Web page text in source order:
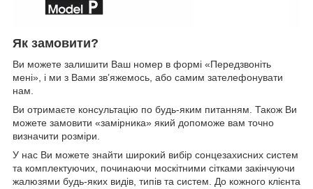
Як замовити?
Ви можете залишити Ваш номер в формі «Передзвоніть
мені», і ми з Вами зв’яжемось, або самим зателефонувати
нам.
Ви отримаєте консультацію по будь-яким питанням. Також Ви
можете замовити «замірника» який допоможе вам точно
визначити розміри.
У нас Ви можете знайти широкий вибір сонцезахисних систем
та комплектуючих, починаючи москітними сітками закінчуючи
жалюзями будь-яких видів, типів та систем. До кожного клієнта